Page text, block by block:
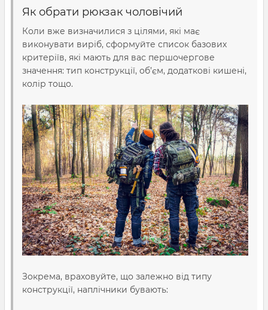
Як обрати рюкзак чоловічий
Коли вже визначилися з цілями, які має
виконувати виріб, сформуйте список базових
критеріїв, які мають для вас першочергове
значення: тип конструкції, об’єм, додаткові кишені,
колір тощо.
Зокрема, враховуйте, що залежно від типу
конструкції, наплічники бувають: